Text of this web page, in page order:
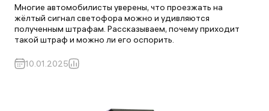
Многие автомобилисты уверены, что проезжать на
жёлтый сигнал светофора можно и удивляются
полученным штрафам. Рассказываем, почему приходит
такой штраф и можно ли его оспорить.
10.01.2025